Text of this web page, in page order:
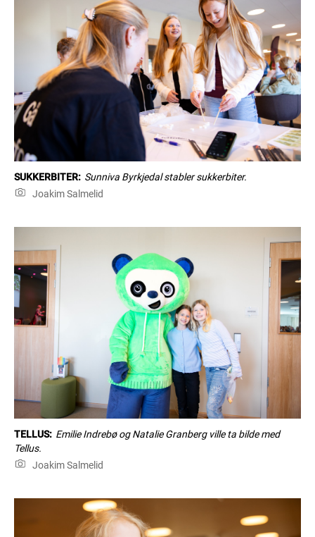
SUKKERBITER: Sunniva Byrkjedal stabler sukkerbiter.
Joakim Salmelid
TELLUS: Emilie Indrebø og Natalie Granberg ville ta bilde med
Tellus.
Joakim Salmelid